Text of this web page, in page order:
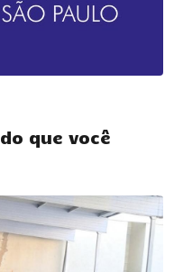
que você